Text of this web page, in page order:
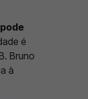
é
Bruno
à